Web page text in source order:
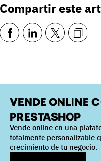
Compartir este
VENDE ONLINE
PRESTASHOP
Vende online en una
totalmente personalizable
crecimiento de tu negocio.